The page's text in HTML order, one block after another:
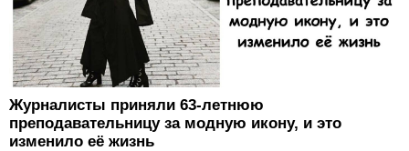
Журналисты приняли 63-летнюю
преподавательницу за модную икону, и это
изменило её жизнь